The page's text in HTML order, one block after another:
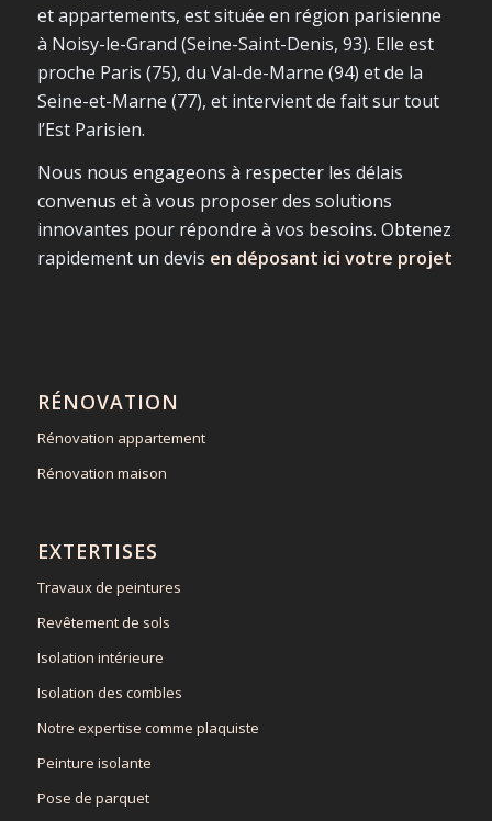
et appartements, est située en région parisienne
à Noisy-le-Grand (Seine-Saint-Denis, 93). Elle est
proche Paris (75), du Val-de-Marne (94) et de la
Seine-et-Marne (77), et intervient de fait sur tout
l’Est Parisien.
Nous nous engageons à respecter les délais
convenus et à vous proposer des solutions
innovantes pour répondre à vos besoins. Obtenez
rapidement un devis en déposant ici votre projet
RÉNOVATION
Rénovation appartement
Rénovation maison
EXTERTISES
Travaux de peintures
Revêtement de sols
Isolation intérieure
Isolation des combles
Notre expertise comme plaquiste
Peinture isolante
Pose de parquet